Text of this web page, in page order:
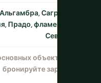
Альгамбра, Саграда-
Прадо, фламенко в
Севилье
объектах —
бронируйте заранее